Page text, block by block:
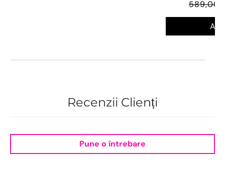
589,00
Recenzii Clienți
Pune o întrebare